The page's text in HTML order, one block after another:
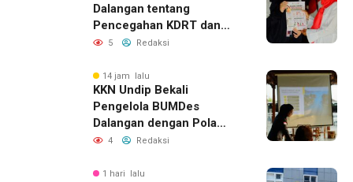
Dalangan tentang
Pencegahan KDRT dan
Komunikasi Keluarga
5 Redaksi
14 jam lalu
KKN Undip Bekali
Pengelola BUMDes
Dalangan dengan Pola
Pikir Inovatif
4 Redaksi
1 hari lalu